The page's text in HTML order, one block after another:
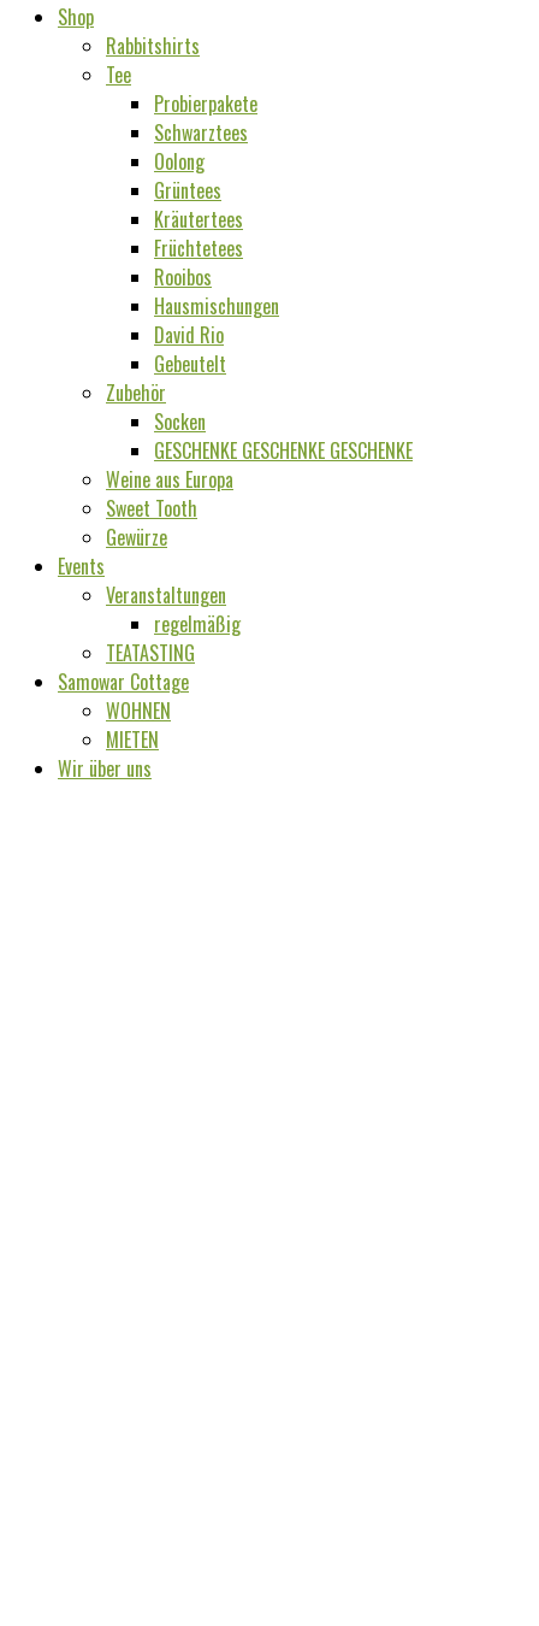
Shop
Rabbitshirts
Tee
Probierpakete
Schwarztees
Oolong
Grüntees
Kräutertees
Früchtetees
Rooibos
Hausmischungen
David Rio
Gebeutelt
Zubehör
Socken
GESCHENKE GESCHENKE GESCHENKE
Weine aus Europa
Sweet Tooth
Gewürze
Events
Veranstaltungen
regelmäßig
TEATASTING
Samowar Cottage
WOHNEN
MIETEN
Wir über uns